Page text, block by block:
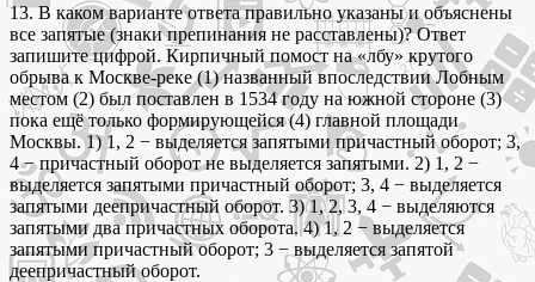
13. В каком варианте ответа правильно указаны и объяснены
все запятые (знаки препинания не расставлены)? Ответ
запишите цифрой. Кирпичный помост на «лбу» крутого
обрыва к Москве-реке (1) названный впоследствии Лобным
местом (2) был поставлен в 1534 году на южной стороне (3)
пока ещё только формирующейся (4) главной площади
Москвы. 1) 1, 2 − выделяется запятыми причастный оборот; 3,
4 − причастный оборот не выделяется запятыми. 2) 1, 2 −
выделяется запятыми причастный оборот; 3, 4 − выделяется
запятыми деепричастный оборот. 3) 1, 2, 3, 4 − выделяются
запятыми два причастных оборота. 4) 1, 2 − выделяется
запятыми причастный оборот; 3 − выделяется запятой
деепричастный оборот.